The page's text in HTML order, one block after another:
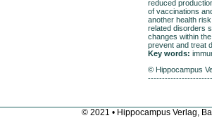
reduced
of vaccinations
another health
related disorders
changes within
prevent and treat
Key words:
© Hippocampus
© 2021 • Hippocampus Verlag,